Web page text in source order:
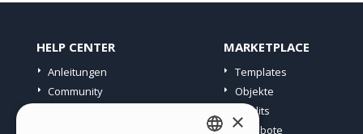
HELP CENTER
Anleitungen
Community
MARKETPLACE
Templates
Objekte
Credits
Angebote
×